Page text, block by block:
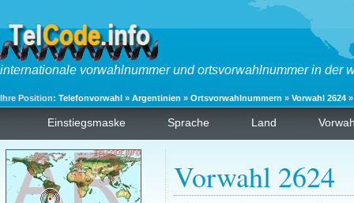
internationale vorwahlnummer und ortsvorwahlnummer in der
Ihre Position: Telefonvorwahl » Argentinien » Ortsvorwahlnummern » Vorwahl 2624 »
Einstiegsmaske Sprache Land
Vorwahl 2624